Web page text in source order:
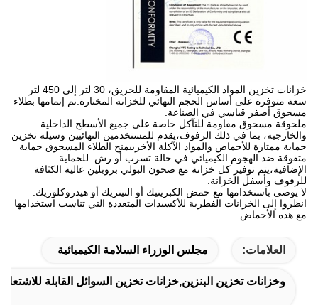
خزانات تخزين المواد الكيميائية المقاومة للحريق، 30 لتر إلى 450 لتر
سعة متوفرة على أساس الحجم النهائي للخزانة المختارة.تم إتمامها بطلاء
مسحوق أصفر قياسي في الصناعة.
ملحوقة مسحوق مقاومة للتآكل خاصة على جميع الأسطح الداخلية
والخارجية، بما في ذلك الرفوف،يقدم للمستخدمين النهائيين وسيلة تخزين
حماية ممتازة للأحماض والمواد الآكلة الأخرىيمنح الطلاء المسحوق حماية
متفوقة ضد الهجوم الكيميائي في حالة تسرب أو رش. للحماية
الإضافية،يتم توفير كل خزانة مع صحون البولي بروبلين عالية الكثافة
للرفوف وأسفل الخزانة.
لا يوصى باستخدامها مع حمض الكبريتيك أو النيتريك أو هيدروكلوريك.
انظروا إلى الخزانات الفطرية للأكسيدات المتعددة التي تناسب استخدامها
مع هذه الأحماض.
العلامات: مجلس الوزراء السلامة الكيميائية
وخزانات تخزين البنزين,خزانات تخزين السوائل القابلة للاشتعال